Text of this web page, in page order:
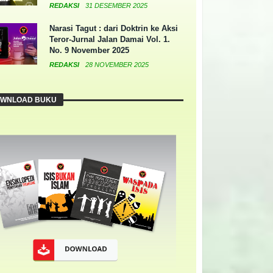
REDAKSI 31 DESEMBER 2025
Narasi Tagut : dari Doktrin ke Aksi
Teror-Jurnal Jalan Damai Vol. 1.
No. 9 November 2025
REDAKSI 28 NOVEMBER 2025
BUKU